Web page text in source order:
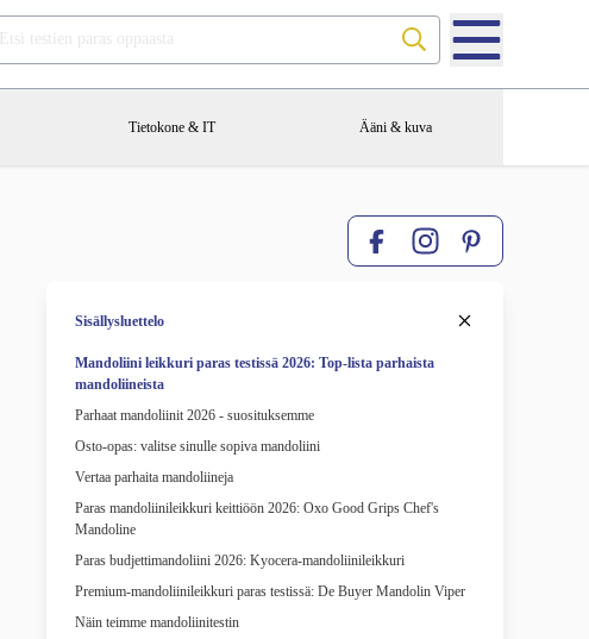
Tietokone & IT Ääni & kuva
FacebookInstagramPinterest
Sisällysluettelo
Mandoliini leikkuri paras testissä 2026: Top-lista parhaista
mandoliineista
Parhaat mandoliinit 2026 - suosituksemme
Osto-opas: valitse sinulle sopiva mandoliini
Vertaa parhaita mandoliineja
Paras mandoliinileikkuri keittiöön 2026: Oxo Good Grips Chef's
Mandoline
Paras budjettimandoliini 2026: Kyocera-mandoliinileikkuri
Premium-mandoliinileikkuri paras testissä: De Buyer Mandolin Viper
Näin teimme mandoliinitestin